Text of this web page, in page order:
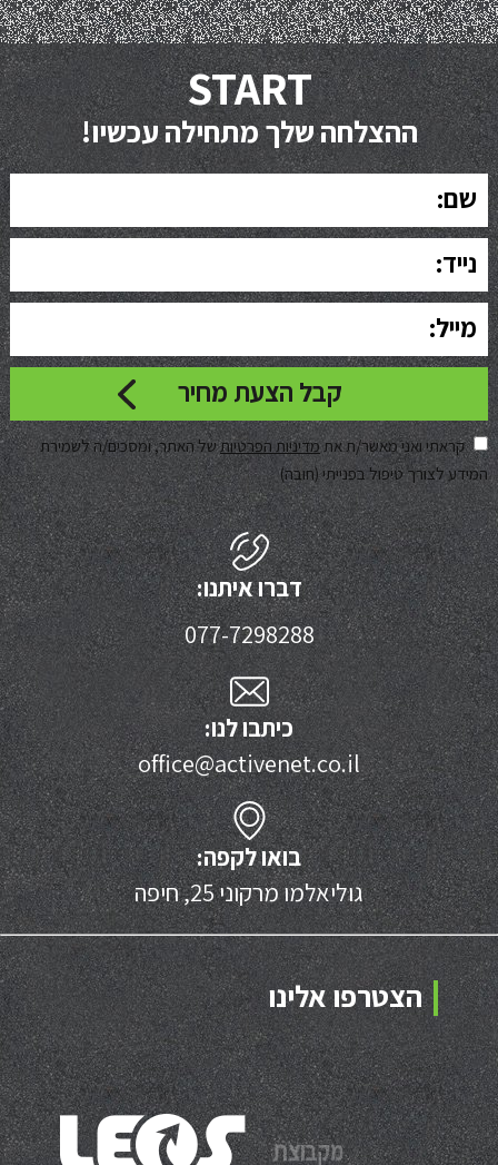
START
ההצלחה שלך מתחילה עכשיו!
קראתי ואני מאשר/ת אתמדיניות הפרטיותשל האתר, ומסכים/ה לשמירת
המידע לצורך טיפול בפנייתי (חובה)
דברו איתנו:
077-7298288
כיתבו לנו:
office@activenet.co.il
בואו לקפה:
גוליאלמו מרקוני 25, חיפה
הצטרפו אלינו
מקבוצת